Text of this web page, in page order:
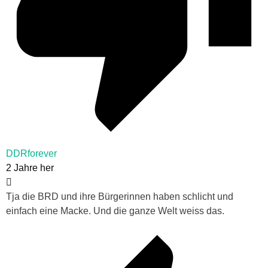
DDRforever
2 Jahre her
Tja die BRD und ihre Bürgerinnen haben schlicht und
einfach eine Macke. Und die ganze Welt weiss das.